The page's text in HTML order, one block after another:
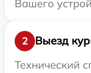
Вашего
2
Выезд
Технический